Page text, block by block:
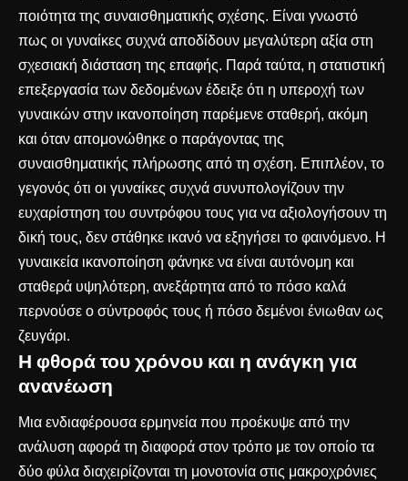
ποιότητα της συναισθηματικής σχέσης. Είναι γνωστό
πως οι γυναίκες συχνά αποδίδουν μεγαλύτερη αξία στη
σχεσιακή διάσταση της επαφής. Παρά ταύτα, η στατιστική
επεξεργασία των δεδομένων έδειξε ότι η υπεροχή των
γυναικών στην ικανοποίηση παρέμενε σταθερή, ακόμη
και όταν απομονώθηκε ο παράγοντας της
συναισθηματικής πλήρωσης από τη σχέση. Επιπλέον, το
γεγονός ότι οι γυναίκες συχνά συνυπολογίζουν την
ευχαρίστηση του συντρόφου τους για να αξιολογήσουν τη
δική τους, δεν στάθηκε ικανό να εξηγήσει το φαινόμενο. Η
γυναικεία ικανοποίηση φάνηκε να είναι αυτόνομη και
σταθερά υψηλότερη, ανεξάρτητα από το πόσο καλά
περνούσε ο σύντροφός τους ή πόσο δεμένοι ένιωθαν ως
ζευγάρι.
Η φθορά του χρόνου και η ανάγκη για
ανανέωση
Μια ενδιαφέρουσα ερμηνεία που προέκυψε από την
ανάλυση αφορά τη διαφορά στον τρόπο με τον οποίο τα
δύο φύλα διαχειρίζονται τη μονοτονία στις μακροχρόνιες